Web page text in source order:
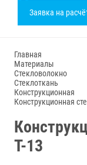
Заявка на
Главная
Материалы
Стекловолокно
Стеклоткань
Конструкционная
Конструкционная
Т-13